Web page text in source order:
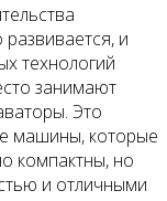
и
технологий
занимают
Это
машины, которые
компактны, но
и отличными